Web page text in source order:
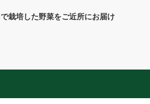
栽培した野菜をご近所にお届け